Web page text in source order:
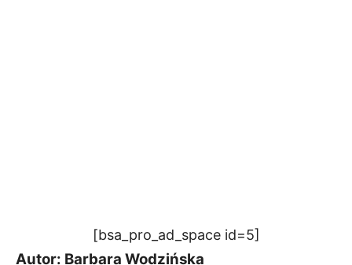
[bsa_pro_ad_space id=5]
Autor: Barbara Wodzińska